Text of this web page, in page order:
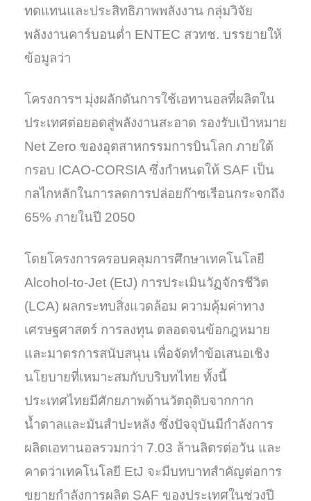
ทดแทนและประสิทธิภาพพลังงาน กลุ่มวิจัย
พลังงานคาร์บอนต่ำ ENTEC สวทช. บรรยายให้
ข้อมูลว่า
โครงการฯ มุ่งผลักดันการใช้เอทานอลที่ผลิตใน
ประเทศต่อยอดสู่พลังงานสะอาด รองรับเป้าหมาย
Net Zero ของอุตสาหกรรมการบินโลก ภายใต้
กรอบ ICAO-CORSIA ซึ่งกำหนดให้ SAF เป็น
กลไกหลักในการลดการปล่อยก๊าซเรือนกระจกถึง
65% ภายในปี 2050
โดยโครงการครอบคลุมการศึกษาเทคโนโลยี
Alcohol-to-Jet (EtJ) การประเมินวัฏจักรชีวิต
(LCA) ผลกระทบสิ่งแวดล้อม ความคุ้มค่าทาง
เศรษฐศาสตร์ การลงทุน ตลอดจนข้อกฎหมาย
และมาตรการสนับสนุน เพื่อจัดทำข้อเสนอเชิง
นโยบายที่เหมาะสมกับบริบทไทย ทั้งนี้
ประเทศไทยมีศักยภาพด้านวัตถุดิบจากกาก
น้ำตาลและมันสำปะหลัง ซึ่งปัจจุบันมีกำลังการ
ผลิตเอทานอลรวมกว่า 7.03 ล้านลิตรต่อวัน และ
คาดว่าเทคโนโลยี EtJ จะมีบทบาทสำคัญต่อการ
ขยายกำลังการผลิต SAF ของประเทศในช่วงปี